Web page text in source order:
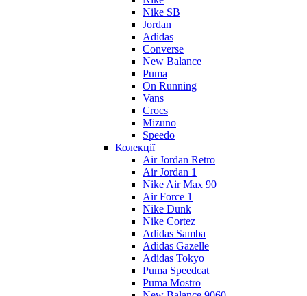
Nike SB
Jordan
Adidas
Converse
New Balance
Puma
On Running
Vans
Crocs
Mizuno
Speedo
Колекції
Air Jordan Retro
Air Jordan 1
Nike Air Max 90
Air Force 1
Nike Dunk
Nike Cortez
Adidas Samba
Adidas Gazelle
Adidas Tokyo
Puma Speedcat
Puma Mostro